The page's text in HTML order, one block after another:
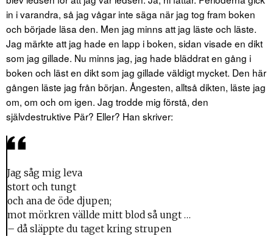
in i varandra, så jag vågar inte säga när jag tog fram boken
och började läsa den. Men jag minns att jag läste och läste.
Jag märkte att jag hade en lapp i boken, sidan visade en dikt
som jag gillade. Nu minns jag, jag hade bläddrat en gång i
boken och läst en dikt som jag gillade väldigt mycket. Den här
gången läste jag från början. Ångesten, alltså dikten, läste jag
om, om och om igen. Jag trodde mig förstå, den
självdestruktive Pär? Eller? Han skriver:
Jag såg mig leva
stort och tungt
och ana de öde djupen;
mot mörkren vällde mitt blod så ungt …
– då släppte du taget kring strupen